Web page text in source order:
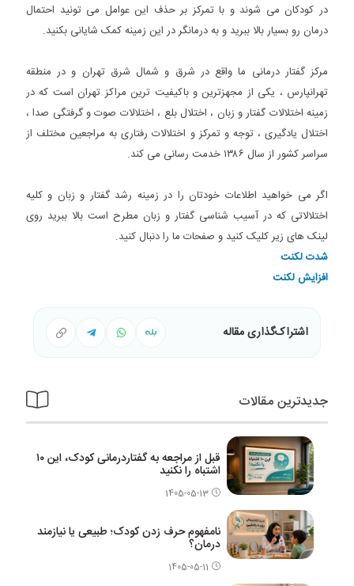
در کودکان می شوند و با تمرکز بر حذف این عوامل می تونید احتمال
درمان رو بسیار بالا ببرید و به درمانگر در این زمینه کمک شایانی بکنید.
مرکز گفتار درمانی ما واقع در شرق و شمال شرق تهران و در منطقه
تهرانپارس ، یکی از مجهزترین و باکیفیت ترین مراکز تهران است که در
زمینه اختلالات گفتار و زبان ، اختلال بلع ، اختلالات صوت و گرفتگی صدا ،
اختلال یادگیری ، توجه و تمرکز و اختلالات رفتاری به مراجعین مختلف از
سراسر کشور از سال ١٣٨۶ خدمت رسانی می کند.
اگر می خواهید اطلاعات خودتان را در زمینه رشد گفتار و زبان و کلیه
اختلالاتی که در آسیب شناسی گفتار و زبان مطرح است بالا ببرید روی
لینک های زیر کلیک کنید و صفحات ما را دنبال کنید.
شدت لکنت
افزایش لکنت
اشتراک‌گذاری مقاله
جدیدترین مقالات
قبل از مراجعه به گفتاردرمانی کودک، این ۱۰
اشتباه را نکنید
1405-05-13
نامفهوم حرف زدن کودک؛ طبیعی یا نیازمند
درمان؟
1405-05-11